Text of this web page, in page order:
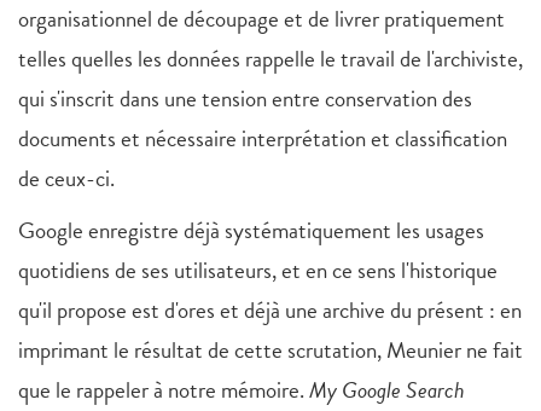
organisationnel de découpage et de livrer pratiquement
telles quelles les données rappelle le travail de l'archiviste,
qui s'inscrit dans une tension entre conservation des
documents et nécessaire interprétation et classification
de ceux-ci.
Google enregistre déjà systématiquement les usages
quotidiens de ses utilisateurs, et en ce sens l'historique
qu'il propose est d'ores et déjà une archive du présent : en
imprimant le résultat de cette scrutation, Meunier ne fait
que le rappeler à notre mémoire.My Google Search